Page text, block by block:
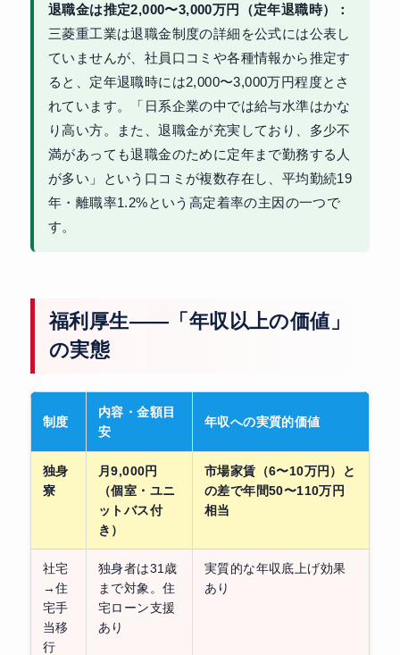
退職金は推定2,000〜3,000万円（定年退職時）：
三菱重工業は退職金制度の詳細を公式には公表し
ていませんが、社員口コミや各種情報から推定す
ると、定年退職時には2,000〜3,000万円程度とさ
れています。「日系企業の中では給与水準はかな
り高い方。また、退職金が充実しており、多少不
満があっても退職金のために定年まで勤務する人
が多い」という口コミが複数存在し、平均勤続19
年・離職率1.2%という高定着率の主因の一つで
す。
福利厚生——「年収以上の価値」
の実態
制度
内容・金額目
安
年収への実質的価値
独身
寮
月9,000円
（個室・ユニ
ットバス付
き）
市場家賃（6〜10万円）と
の差で年間50〜110万円
相当
社宅
→住
宅手
当移
行
独身者は31歳
まで対象。住
宅ローン支援
あり
実質的な年収底上げ効果
あり